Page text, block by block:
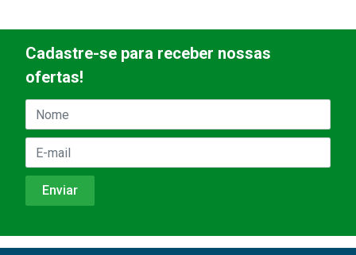
Cadastre-se para receber nossas
ofertas!